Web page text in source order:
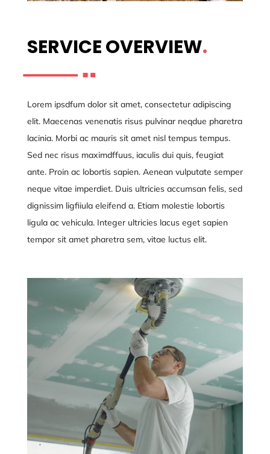
SERVICE OVERVIEW.
Lorem ipsdfum dolor sit amet, consectetur adipiscing
elit. Maecenas venenatis risus pulvinar neqdue pharetra
lacinia. Morbi ac mauris sit amet nisl tempus tempus.
Sed nec risus maximdffuus, iaculis dui quis, feugiat
ante. Proin ac lobortis sapien. Aenean vulputate semper
neque vitae imperdiet. Duis ultricies accumsan felis, sed
dignissim ligfiiula eleifend a. Etiam molestie lobortis
ligula ac vehicula. Integer ultricies lacus eget sapien
tempor sit amet pharetra sem, vitae luctus elit.